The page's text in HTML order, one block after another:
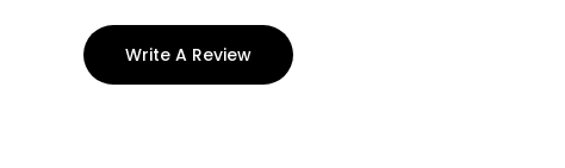
Write A Review